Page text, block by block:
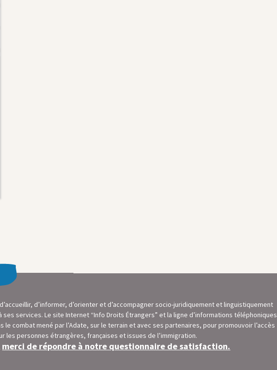
d’informer, d’orienter et d’accompagner socio-juridiquement et linguistiquement
services. Le site Internet “Info Droits Étrangers” et la ligne d’informations téléphoniques
le combat mené par l’Adate, sur le terrain et avec ses partenaires, pour promouvoir l’accès
personnes étrangères, françaises et issues de l’immigration.
merci de répondre à notre questionnaire de satisfaction.